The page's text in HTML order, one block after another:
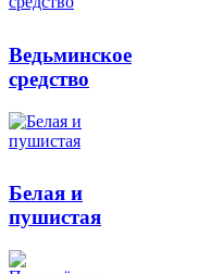
Ведьминское
средство
Белая и
пушистая